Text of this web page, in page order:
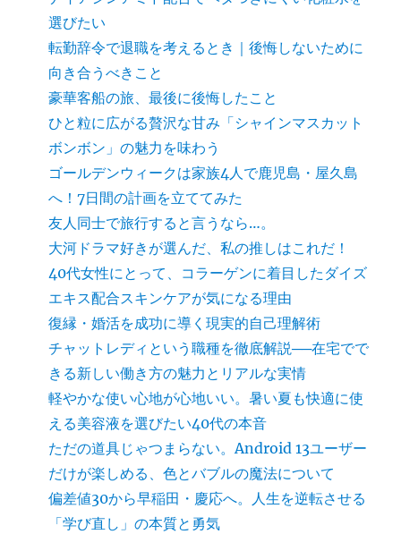
選びたい
転勤辞令で退職を考えるとき｜後悔しないために
向き合うべきこと
豪華客船の旅、最後に後悔したこと
ひと粒に広がる贅沢な甘み「シャインマスカット
ボンボン」の魅力を味わう
ゴールデンウィークは家族4人で鹿児島・屋久島
へ！7日間の計画を立ててみた
友人同士で旅行すると言うなら…。
大河ドラマ好きが選んだ、私の推しはこれだ！
40代女性にとって、コラーゲンに着目したダイズ
エキス配合スキンケアが気になる理由
復縁・婚活を成功に導く現実的自己理解術
チャットレディという職種を徹底解説──在宅でで
きる新しい働き方の魅力とリアルな実情
軽やかな使い心地が心地いい。暑い夏も快適に使
える美容液を選びたい40代の本音
ただの道具じゃつまらない。Android 13ユーザー
だけが楽しめる、色とバブルの魔法について
偏差値30から早稲田・慶応へ。人生を逆転させる
「学び直し」の本質と勇気